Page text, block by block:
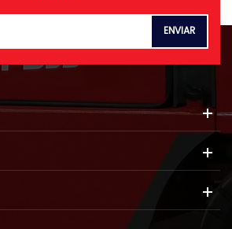
total
de pista 2260 mm Min.
Desempenho Velocidade de
direção Avanço 1 0-11,5
km/h Avanço 2 0-38 km/h
Reverso 1 28Â° 0-16 km/h
Capacidade de nota
Conversor de torque
hidráulico estágio único, 4